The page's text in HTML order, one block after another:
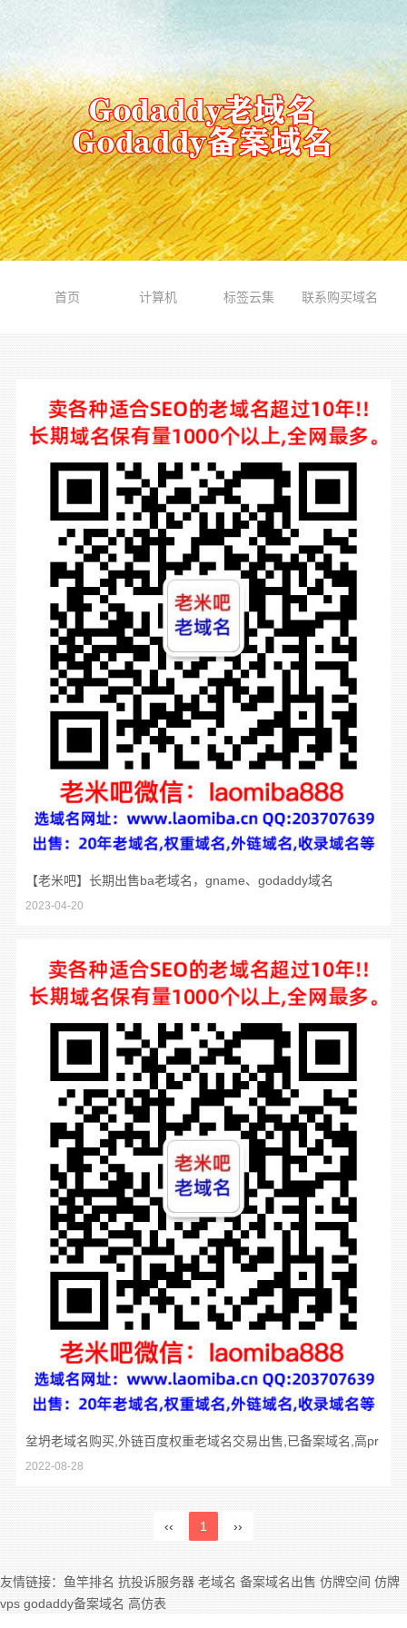
首页 计算机 标签云集 联系购买域名
【老米吧】长期出售ba老域名，gname、godaddy域名
2023-04-20
坌坍老域名购买,外链百度权重老域名交易出售,已备案域名,高pr
域名,百度搜狗收录域名反链域名
2022-08-28
‹‹ 1 ››
友情链接： 鱼竿排名 抗投诉服务器 老域名 备案域名出售 仿牌空间 仿牌
vps godaddy备案域名 高仿表